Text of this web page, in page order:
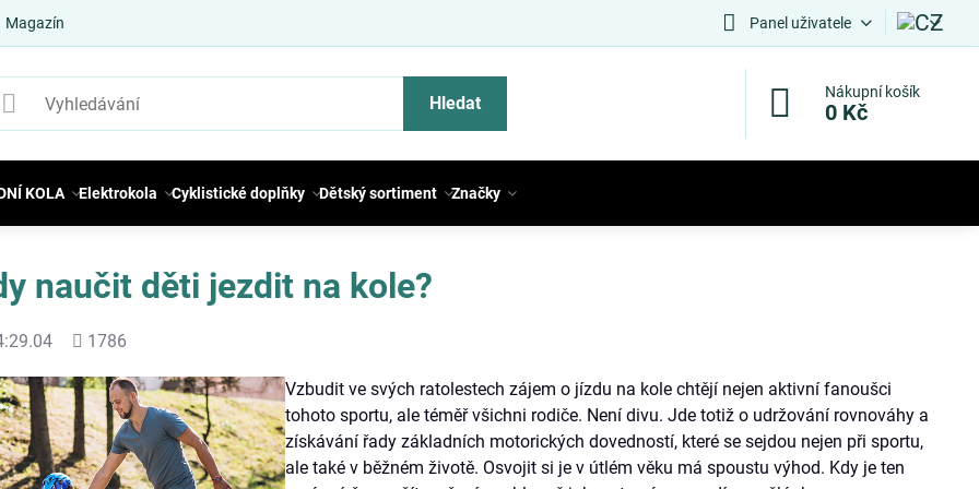
Magazín Panel uživatele
Hledat
Nákupní košík
0 Kč
KOLA Elektrokola Cyklistické doplňky Dětský sortiment Značky
naučit děti jezdit na kole?
Počet
1786
Vzbudit ve svých ratolestech zájem o jízdu na kole chtějí nejen aktivní fanoušci
tohoto sportu, ale téměř všichni rodiče. Není divu. Jde totiž o udržování rovnováhy a
získávání řady základních motorických dovedností, které se sejdou nejen při sportu,
ale také v běžném životě. Osvojit si je v útlém věku má spoustu výhod. Kdy je ten